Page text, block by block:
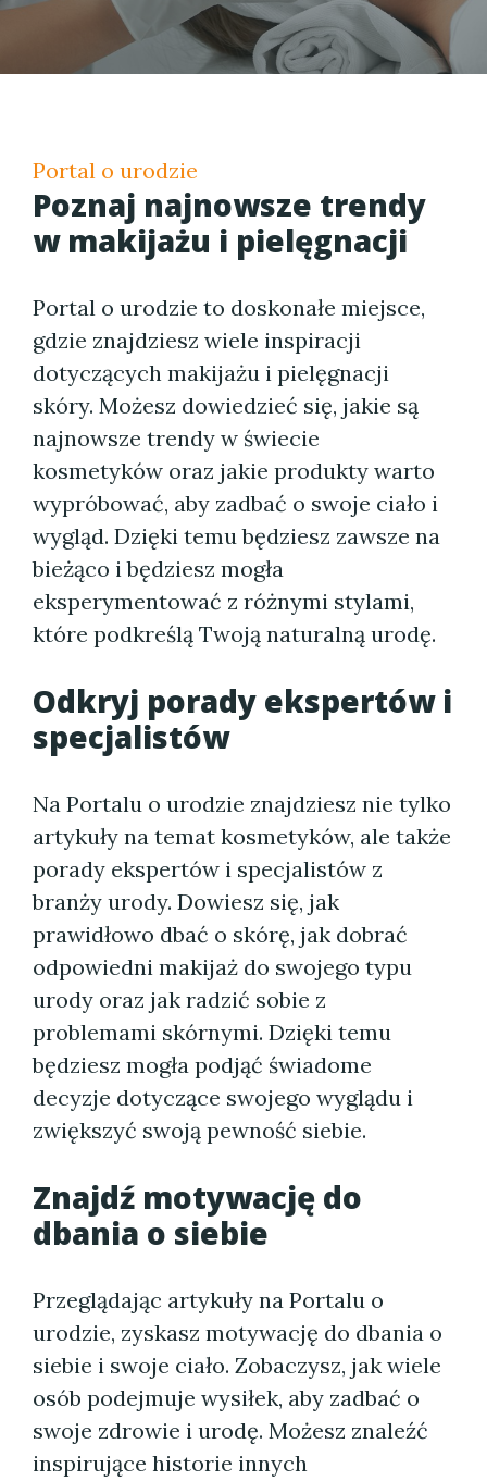
Portal o urodzie
Poznaj najnowsze trendy
w makijażu i pielęgnacji
Portal o urodzie to doskonałe miejsce,
gdzie znajdziesz wiele inspiracji
dotyczących makijażu i pielęgnacji
skóry. Możesz dowiedzieć się, jakie są
najnowsze trendy w świecie
kosmetyków oraz jakie produkty warto
wypróbować, aby zadbać o swoje ciało i
wygląd. Dzięki temu będziesz zawsze na
bieżąco i będziesz mogła
eksperymentować z różnymi stylami,
które podkreślą Twoją naturalną urodę.
Odkryj porady ekspertów i
specjalistów
Na Portalu o urodzie znajdziesz nie tylko
artykuły na temat kosmetyków, ale także
porady ekspertów i specjalistów z
branży urody. Dowiesz się, jak
prawidłowo dbać o skórę, jak dobrać
odpowiedni makijaż do swojego typu
urody oraz jak radzić sobie z
problemami skórnymi. Dzięki temu
będziesz mogła podjąć świadome
decyzje dotyczące swojego wyglądu i
zwiększyć swoją pewność siebie.
Znajdź motywację do
dbania o siebie
Przeglądając artykuły na Portalu o
urodzie, zyskasz motywację do dbania o
siebie i swoje ciało. Zobaczysz, jak wiele
osób podejmuje wysiłek, aby zadbać o
swoje zdrowie i urodę. Możesz znaleźć
inspirujące historie innych